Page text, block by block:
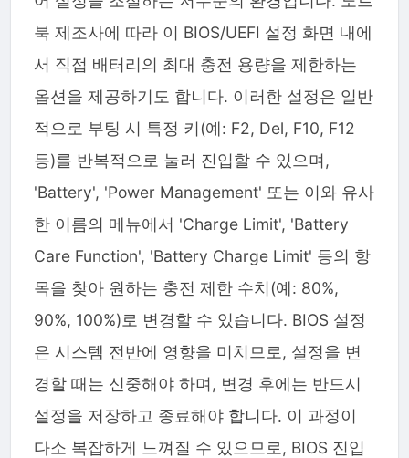
북 제조사에 따라 이 BIOS/UEFI 설정 화면 내에
서 직접 배터리의 최대 충전 용량을 제한하는
옵션을 제공하기도 합니다. 이러한 설정은 일반
적으로 부팅 시 특정 키(예: F2, Del, F10, F12
등)를 반복적으로 눌러 진입할 수 있으며,
'Battery', 'Power Management' 또는 이와 유사
한 이름의 메뉴에서 'Charge Limit', 'Battery
Care Function', 'Battery Charge Limit' 등의 항
목을 찾아 원하는 충전 제한 수치(예: 80%,
90%, 100%)로 변경할 수 있습니다. BIOS 설정
은 시스템 전반에 영향을 미치므로, 설정을 변
경할 때는 신중해야 하며, 변경 후에는 반드시
설정을 저장하고 종료해야 합니다. 이 과정이
다소 복잡하게 느껴질 수 있으므로, BIOS 진입